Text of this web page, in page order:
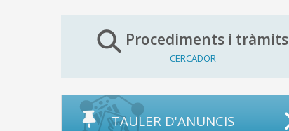
Procediments i tràmits
CERCADOR
TAULER D'ANUNCIS